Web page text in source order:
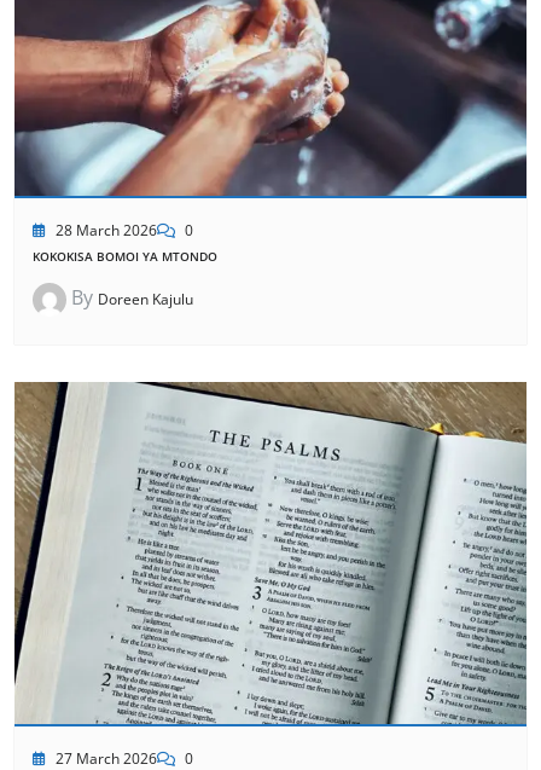
28 March 2026 0
KOKOKISA BOMOI YA MTONDO
By Doreen Kajulu
27 March 2026 0